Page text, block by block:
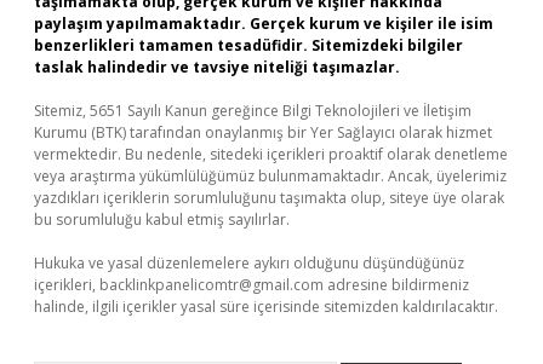
paylaşım yapılmamaktadır. Gerçek kurum ve kişiler ile isim
benzerlikleri tamamen tesadüfidir. Sitemizdeki bilgiler
taslak halindedir ve tavsiye niteliği taşımazlar.
Sitemiz, 5651 Sayılı Kanun gereğince Bilgi Teknolojileri ve İletişim
Kurumu (BTK) tarafından onaylanmış bir Yer Sağlayıcı olarak hizmet
vermektedir. Bu nedenle, sitedeki içerikleri proaktif olarak denetleme
veya araştırma yükümlülüğümüz bulunmamaktadır. Ancak, üyelerimiz
yazdıkları içeriklerin sorumluluğunu taşımakta olup, siteye üye olarak
bu sorumluluğu kabul etmiş sayılırlar.
Hukuka ve yasal düzenlemelere aykırı olduğunu düşündüğünüz
içerikleri, backlinkpanelicomtr@gmail.com adresine bildirmeniz
halinde, ilgili içerikler yasal süre içerisinde sitemizden kaldırılacaktır.